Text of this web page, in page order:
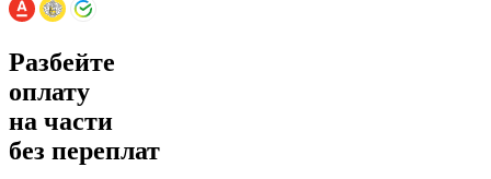
Разбейте
оплату
на части
без переплат